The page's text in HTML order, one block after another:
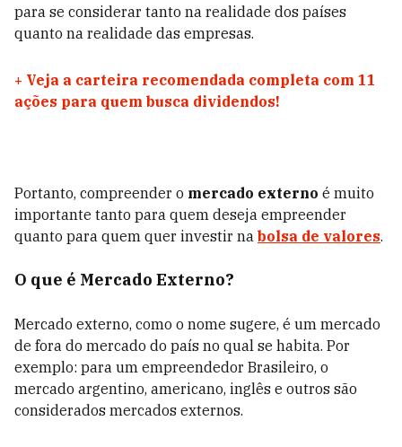
para se considerar tanto na realidade dos países
quanto na realidade das empresas.
+ Veja a carteira recomendada completa com 11
ações para quem busca dividendos!
Portanto, compreender o mercado externo é muito
importante tanto para quem deseja empreender
quanto para quem quer investir na bolsa de valores.
O que é Mercado Externo?
Mercado externo, como o nome sugere, é um mercado
de fora do mercado do país no qual se habita. Por
exemplo: para um empreendedor Brasileiro, o
mercado argentino, americano, inglês e outros são
considerados mercados externos.